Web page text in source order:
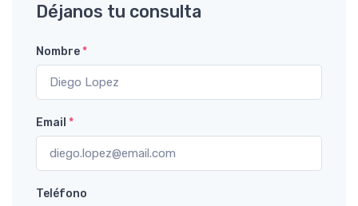
Déjanos tu consulta
Nombre*
Email *
Teléfono